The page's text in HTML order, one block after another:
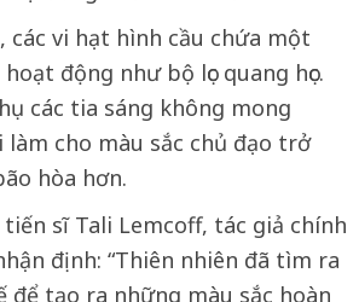
các vi hạt hình cầu chứa một
động như bộ lọc quang học.
các tia sáng không mong
cho màu sắc chủ đạo trở
hòa hơn.
sĩ Tali Lemcoff, tác giả chính
định: “Thiên nhiên đã tìm ra
để tạo ra những màu sắc hoàn